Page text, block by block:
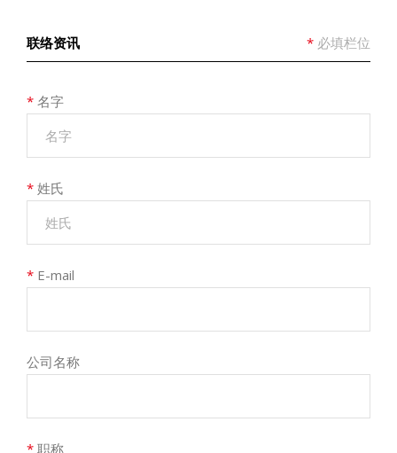
* 必填栏位
联络资讯
* 名字
* 姓氏
* E-mail
公司名称
* 职称